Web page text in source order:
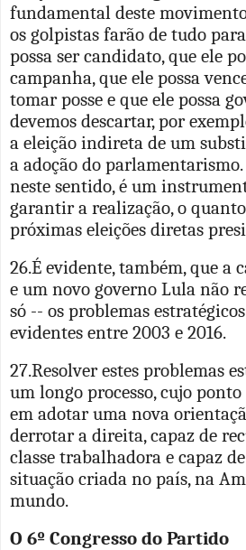
fundamental deste
os golpistas farão de tudo
possa ser candidato, que ele
campanha, que ele possa
tomar posse e que ele possa
devemos descartar, por
a eleição indireta de um
a adoção do
neste sentido, é um
garantir a realização, o
próximas eleições diretas
26.É evidente, também, que a
e um novo governo Lula não
só -- os problemas
evidentes entre 2003 e 2016.
27.Resolver estes problemas
um longo processo, cujo
em adotar uma nova
derrotar a direita, capaz de
classe trabalhadora e capaz
situação criada no país, na
mundo.
O 6º Congresso do Partido